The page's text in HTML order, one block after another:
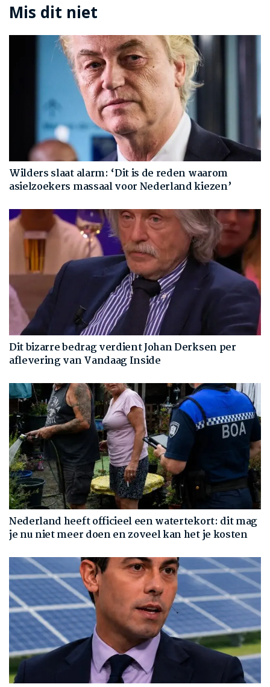
Mis dit niet
Wilders slaat alarm: ‘Dit is de reden waarom
asielzoekers massaal voor Nederland kiezen’
Dit bizarre bedrag verdient Johan Derksen per
aflevering van Vandaag Inside
Nederland heeft officieel een watertekort: dit mag
je nu niet meer doen en zoveel kan het je kosten